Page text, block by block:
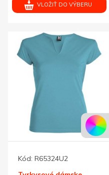
VLOŽIŤ DO VÝBERU
Kód: R65324U2